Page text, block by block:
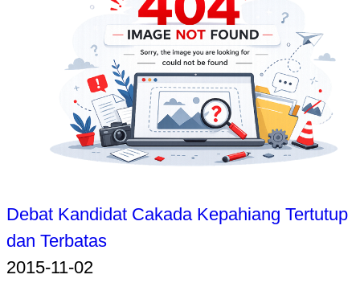
Debat Kandidat Cakada Kepahiang Tertutup
dan Terbatas
2015-11-02